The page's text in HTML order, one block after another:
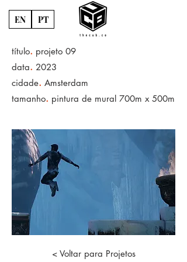
EN PT
título. projeto 09
data. 2023
cidade. Amsterdam
tamanho. pintura de mural 700m x 500m
< Voltar para Projetos